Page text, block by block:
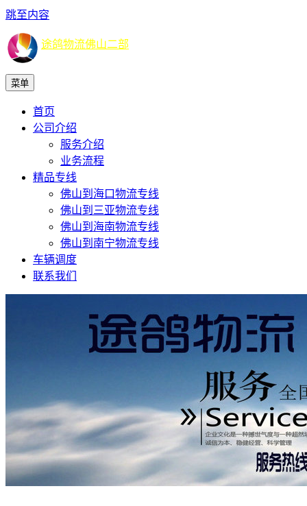
跳至内容
途鸽物流佛山二部
菜单
首页
公司介绍
服务介绍
业务流程
精品专线
佛山到海口物流专线
佛山到三亚物流专线
佛山到海南物流专线
佛山到南宁物流专线
车辆调度
联系我们